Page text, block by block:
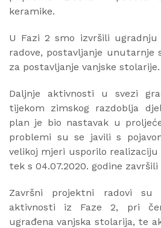
keramike.
U Fazi 2 smo izvršili
radove, postavljanje
za postavljanje vanjske stolarije.
Daljnje aktivnosti u svezi
tijekom zimskog razdoblja
plan je bio nastavak u
problemi su se javili s
velikoj mjeri usporilo realizaciju
tek s 04.07.2020. godine
Završni projektni radovi
aktivnosti iz Faze 2, pri
ugrađena vanjska stolarija, te